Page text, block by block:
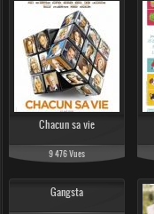
Chacun sa vie
9 476 Vues
Gangsta